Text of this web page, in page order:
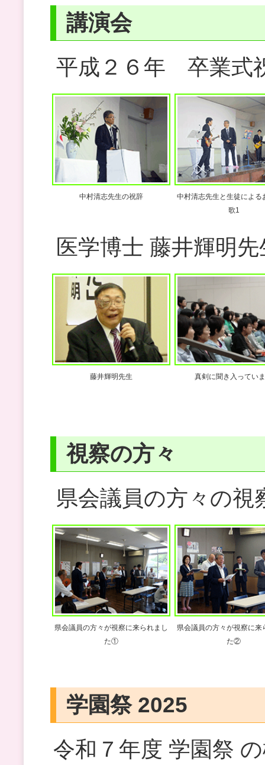
講演会
平成２６年 卒業式
中村清志先生の祝辞
中村清志先生と生徒による
歌1
医学博士 藤井輝明
藤井輝明先生 真剣に聞き入ってい
視察の方々
県会議員の方々の視
県会議員の方々が視察に来られまし
た①
県会議員の方々が視察に来
た②
学園祭 2025
令和７年度 学園祭